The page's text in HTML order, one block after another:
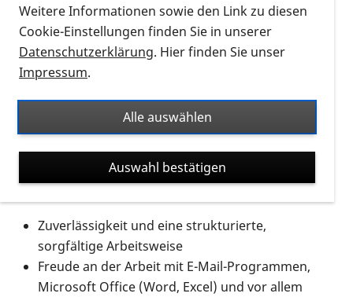
Unterstützung bei Infoständen und
Veranstaltungen
Kommunikation mit Interessierten und
Mitgliedern, sowie anderen Beiräten und
Kontaktpflege zu lokalen Netzwerken oder
anderen Initiativen
Gremienarbeit in Behindertenbeiräten
Das sollten Sie mitbringen:
Zuverlässigkeit und eine strukturierte,
sorgfältige Arbeitsweise
Freude an der Arbeit mit E-Mail-Programmen,
Microsoft Office (Word, Excel) und vor allem
Weitere Informationen sowie den Link zu diesen
Cookie-Einstellungen finden Sie in unserer
Datenschutzerklärung. Hier finden Sie unser
Impressum.
Alle auswählen
Auswahl bestätigen